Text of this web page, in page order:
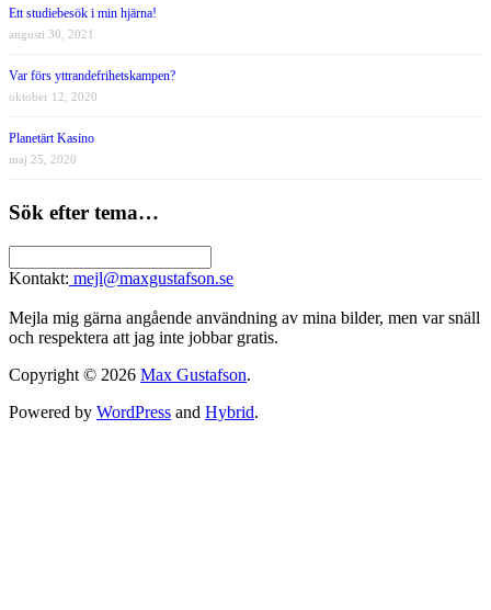
Ett studiebesök i min hjärna!
augusti 30, 2021
Var förs yttrandefrihetskampen?
oktober 12, 2020
Planetärt Kasino
maj 25, 2020
Sök efter tema…
Kontakt: mejl@maxgustafson.se
Mejla mig gärna angående användning av mina bilder, men var snäll
och respektera att jag inte jobbar gratis.
Copyright © 2026 Max Gustafson.
Powered by WordPress and Hybrid.